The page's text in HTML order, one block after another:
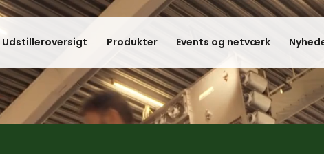
Udstilleroversigt Produkter Events og netværk